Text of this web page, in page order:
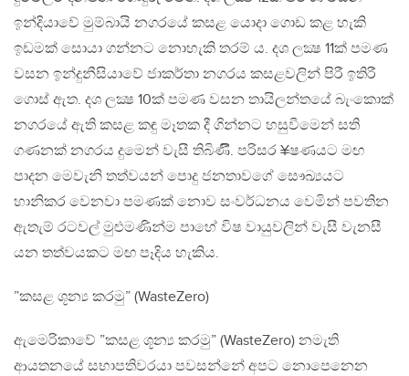
ඉන්දියාවේ මුම්බායි නගරයේ කසළ යොදා ගොඩ කළ හැකි
ඉඩමක් සොයා ගන්නට නොහැකි තරම් ය. දශ ලක්‍ෂ 11ක් පමණ
වසන ඉන්දුනීසියාවේ ජාකර්තා නගරය කසළවලින් පිරී ඉතිරී
ගොස් ඇත. දශ ලක්‍ෂ 10ක් පමණ වසන තායිලන්තයේ බැංකොක්
නගරයේ ඇති කසළ කඳු මෑතක දී ගින්නට හසුවීමෙන් සති
ගණනක් නගරය දුමෙන් වැසී තිබිණිි. පරිසර ¥ෂණයට මඟ
පාදන මෙවැනි තත්වයන් පොදු ජනතාවගේ සෞඛ්‍යයට
හානිකර වෙනවා පමණක් නොව සංවර්ධනය වෙමින් පවතින
ඇතැම් රටවල් මුළුමණින්ම පාහේ විෂ වායුවලින් වැසී වැනසී
යන තත්වයකට මඟ පෑදිය හැකිය.
”කසළ ශූන්‍ය කරමු” (WasteZero)
ඇමෙරිකාවේ ”කසළ ශූන්‍ය කරමු” (WasteZero) නමැති
ආයතනයේ සභාපතිවරයා පවසන්නේ අපට නොපෙනෙන